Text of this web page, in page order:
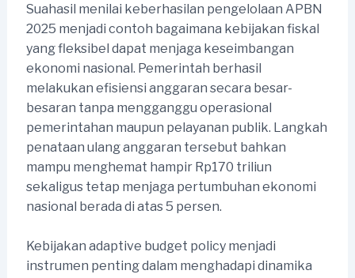
Suahasil menilai keberhasilan pengelolaan APBN
2025 menjadi contoh bagaimana kebijakan fiskal
yang fleksibel dapat menjaga keseimbangan
ekonomi nasional. Pemerintah berhasil
melakukan efisiensi anggaran secara besar-
besaran tanpa mengganggu operasional
pemerintahan maupun pelayanan publik. Langkah
penataan ulang anggaran tersebut bahkan
mampu menghemat hampir Rp170 triliun
sekaligus tetap menjaga pertumbuhan ekonomi
nasional berada di atas 5 persen.
Kebijakan adaptive budget policy menjadi
instrumen penting dalam menghadapi dinamika